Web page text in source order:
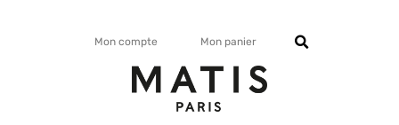
Mon compte Mon panier